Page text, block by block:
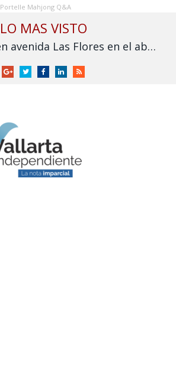
Portelle Mahjong Q&A
LO MAS VISTO
Obra pública en avenida Las Flores en el abandono
GoogleTwitterFacebookLinkedInRSS